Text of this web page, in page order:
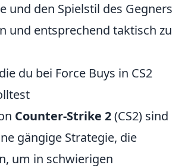
und den Spielstil des Gegners
und entsprechend taktisch zu
du bei Force Buys in CS2
Counter-Strike 2(CS2) sind
gängige Strategie, die
um in schwierigen